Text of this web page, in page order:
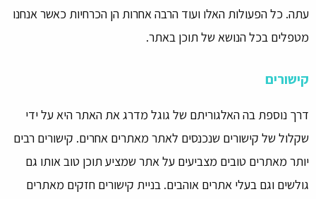
עתה. כל הפעולות האלו ועוד הרבה אחרות הן הכרחיות כאשר אנחנו
מטפלים בכל הנושא של תוכן באתר.
קישורים
דרך נוספת בה האלגוריתם של גוגל מדרג את האתר היא על ידי
שקלול של קישורים שנכנסים לאתר מאתרים אחרים. קישורים רבים
יותר מאתרים טובים מצביעים על אתר שמציע תוכן טוב אותו גם
גולשים וגם בעלי אתרים אוהבים. בניית קישורים חזקים מאתרים